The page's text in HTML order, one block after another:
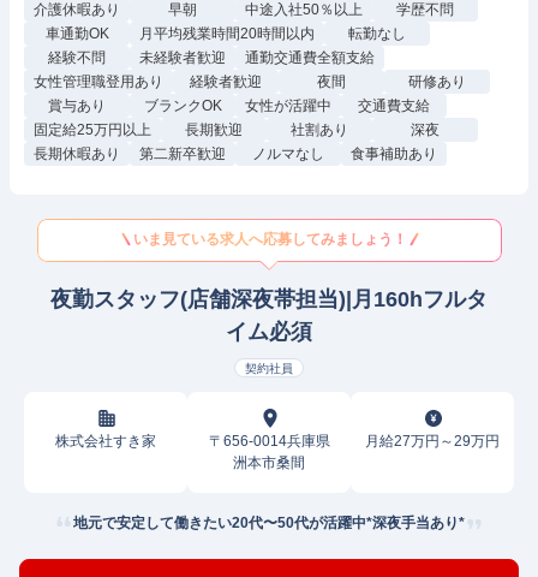
介護休暇あり
早朝 中途入社50％以上
学歴不問
車通勤OK
月平均残業時間20時間以内
転勤なし
経験不問
未経験者歓迎
通勤交通費全額支給
女性管理職登用あり
経験者歓迎 夜間
研修あり
賞与あり
ブランクOK 女性が活躍中
交通費支給
固定給25万円以上
長期歓迎 社割あり
深夜
長期休暇あり
第二新卒歓迎 ノルマなし 食事補助あり
いま見ている求人へ応募してみましょう！
夜勤スタッフ(店舗深夜帯担当)|月160hフルタ
イム必須
契約社員
株式会社すき家
〒656-0014兵庫県
洲本市桑間
月給27万円～29万円
地元で安定して働きたい20代〜50代が活躍中*深夜手当あり*